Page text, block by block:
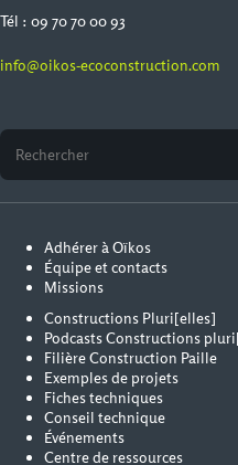
Tél : 09 70 70 00 93
info@oikos-ecoconstruction.com
Adhérer à Oïkos
Équipe et contacts
Missions
Constructions Pluri[elles]
Podcasts Constructions
Filière Construction Paille
Exemples de projets
Fiches techniques
Conseil technique
Événements
Centre de ressources